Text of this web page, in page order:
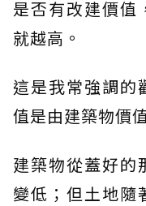
是否有改建價值
就越高。
這是我常強調的
值是由建築物價
建築物從蓋好的
變低；但土地隨